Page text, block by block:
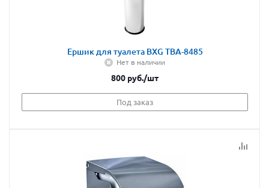
Ершик для туалета BXG TBA-8485
Нет в наличии
800 руб./шт
Под заказ